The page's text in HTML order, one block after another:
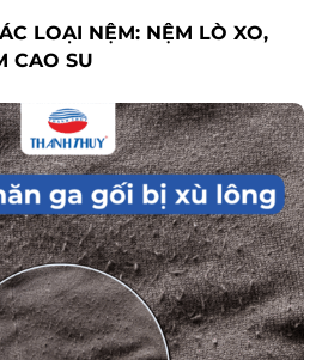
LOẠI NỆM: NỆM LÒ XO,
CAO SU